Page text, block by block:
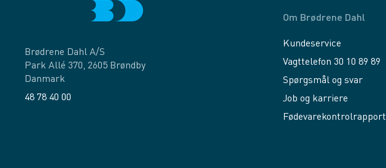
Brødrene Dahl A/S
Park Allé 370, 2605 Brøndby
Danmark
48 78 40 00
Om Brødrene Dahl
Kundeservice
Vagttelefon 30 10 89 89
Spørgsmål og svar
Job og karriere
Fødevarekontrolrapport